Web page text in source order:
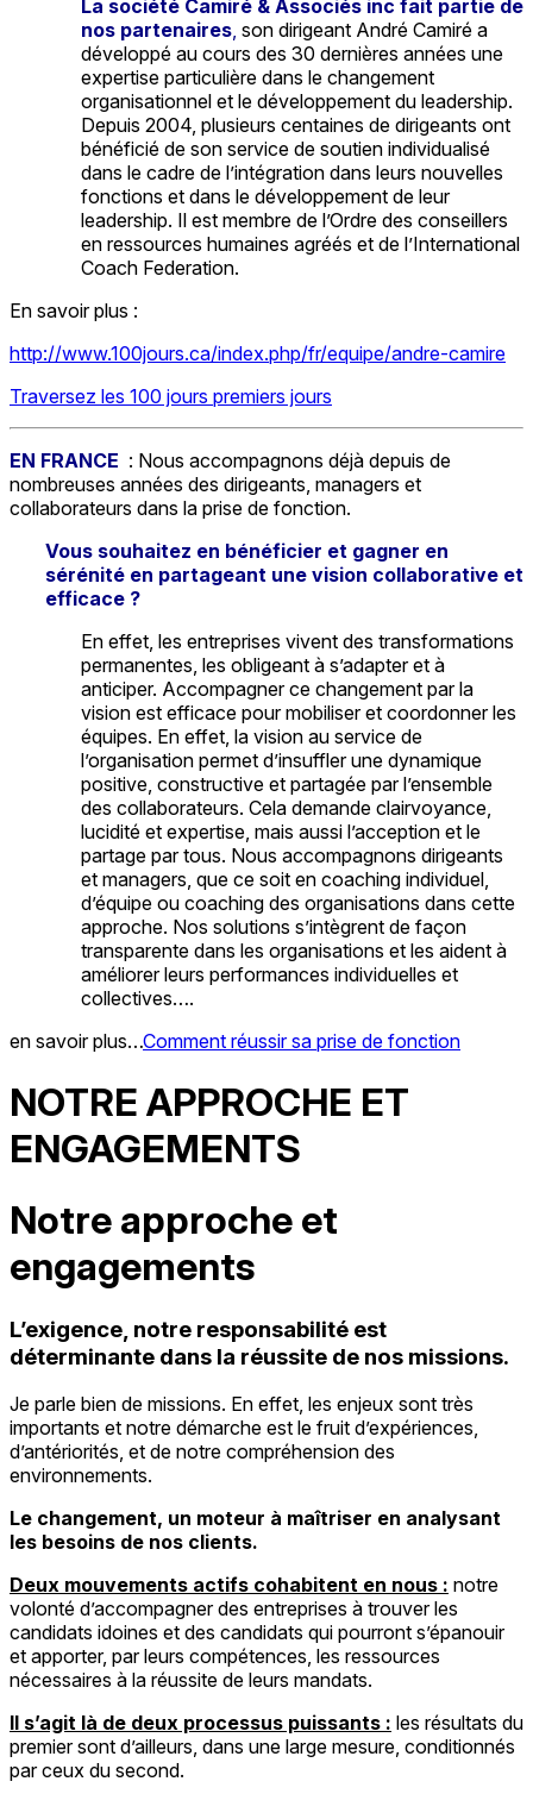
La société Camiré & Associés inc fait partie de
nos partenaires, son dirigeant André Camiré a
développé au cours des 30 dernières années une
expertise particulière dans le changement
organisationnel et le développement du leadership.
Depuis 2004, plusieurs centaines de dirigeants ont
bénéficié de son service de soutien individualisé
dans le cadre de l’intégration dans leurs nouvelles
fonctions et dans le développement de leur
leadership. Il est membre de l’Ordre des conseillers
en ressources humaines agréés et de l’International
Coach Federation.
En savoir plus :
http://www.100jours.ca/index.php/fr/equipe/andre-camire
Traversez les 100 jours premiers jours
EN FRANCE : Nous accompagnons déjà depuis de
nombreuses années des dirigeants, managers et
collaborateurs dans la prise de fonction.
Vous souhaitez en bénéficier et gagner en
sérénité en partageant une vision collaborative et
efficace ?
En effet, les entreprises vivent des transformations
permanentes, les obligeant à s’adapter et à
anticiper. Accompagner ce changement par la
vision est efficace pour mobiliser et coordonner les
équipes. En effet, la vision au service de
l’organisation permet d’insuffler une dynamique
positive, constructive et partagée par l’ensemble
des collaborateurs. Cela demande clairvoyance,
lucidité et expertise, mais aussi l’acception et le
partage par tous. Nous accompagnons dirigeants
et managers, que ce soit en coaching individuel,
d’équipe ou coaching des organisations dans cette
approche. Nos solutions s’intègrent de façon
transparente dans les organisations et les aident à
améliorer leurs performances individuelles et
collectives….
en savoir plus…Comment réussir sa prise de fonction
NOTRE APPROCHE ET
ENGAGEMENTS
Notre approche et
engagements
L’exigence, notre responsabilité est
déterminante dans la réussite de nos missions.
Je parle bien de missions. En effet, les enjeux sont très
importants et notre démarche est le fruit d’expériences,
d’antériorités, et de notre compréhension des
environnements.
Le changement, un moteur à maîtriser en analysant
les besoins de nos clients.
Deux mouvements actifs cohabitent en nous : notre
volonté d’accompagner des entreprises à trouver les
candidats idoines et des candidats qui pourront s’épanouir
et apporter, par leurs compétences, les ressources
nécessaires à la réussite de leurs mandats.
Il s’agit là de deux processus puissants : les résultats du
premier sont d’ailleurs, dans une large mesure, conditionnés
par ceux du second.